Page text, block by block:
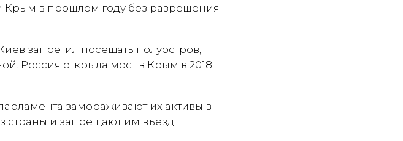
Крым в прошлом году без разрешения
запретил посещать полуостров,
Россия открыла мост в Крым в 2018
замораживают их активы в
страны и запрещают им въезд.